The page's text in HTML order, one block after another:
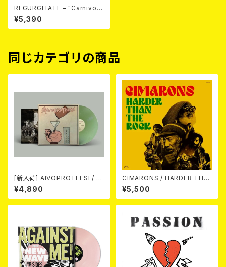
REGURGITATE – "Carnivoro
us Erection" Trifold LP（2n
d Press）(LTD.100 DIE-HAR
D SPLATTER VINYL) 2026
¥5,390
同じカテゴリの商品
[新入荷] AIVOPROTEESI / U
MPIKUJA (LP / LTD.100 DIE
-HARD COKE BOTTLE GRE
EN VINYL) (ITA / F.O.A.D.)
¥4,890
CIMARONS / HARDER THA
¥5,500